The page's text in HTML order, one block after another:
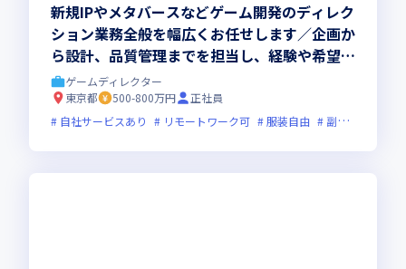
新規IPやメタバースなどゲーム開発のディレク
ション業務全般を幅広くお任せします／企画か
ら設計、品質管理までを担当し、経験や希望に
応じた多様な案件へ参画できます
ゲームディレクター
東京都
500-800万円
正社員
自社サービスあり
リモートワーク可 服装自由 副業可